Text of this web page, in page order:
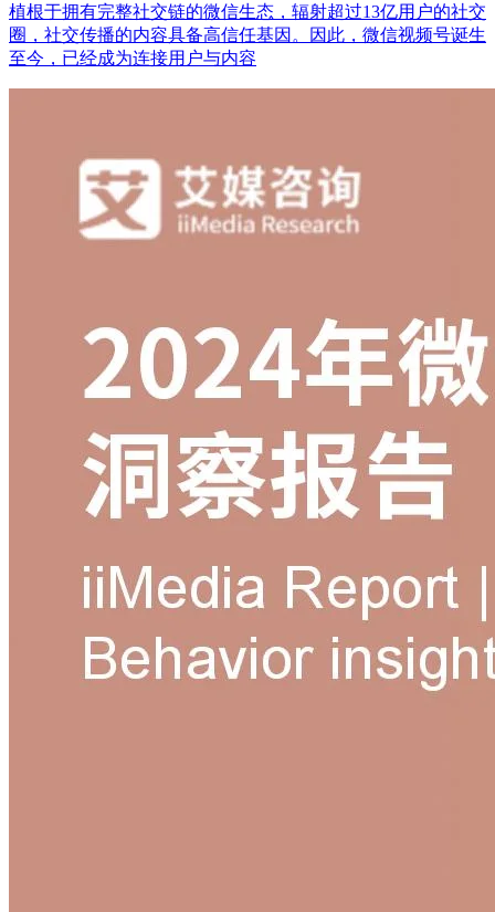
植根于拥有完整社交链的微信生态，辐射超过13亿用户的社交
圈，社交传播的内容具备高信任基因。因此，微信视频号诞生
至今，已经成为连接用户与内容